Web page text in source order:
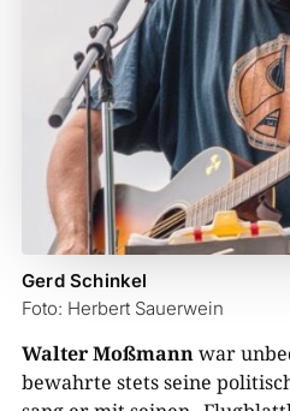
Gerd Schinkel
Foto: Herbert Sauerwein
Walter Moßmannwar
bewahrte stets seine